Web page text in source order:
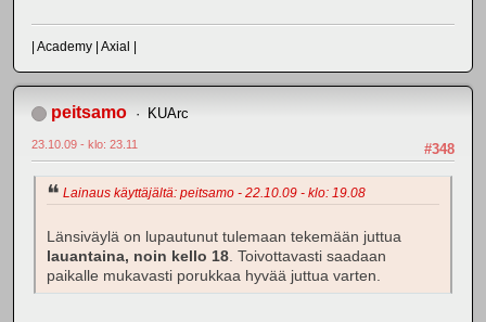
| Academy | Axial |
peitsamo KUArc
#348
23.10.09 - klo: 23.11
Lainaus käyttäjältä: peitsamo - 22.10.09 - klo: 19.08
Länsiväylä on lupautunut tulemaan tekemään juttua
lauantaina, noin kello 18. Toivottavasti saadaan
paikalle mukavasti porukkaa hyvää juttua varten.